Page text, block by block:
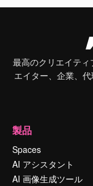
最高のクリエイテ
エイター、企業、
製品
Spaces
AI アシスタント
AI 画像生成ツール